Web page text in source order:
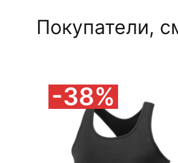
Покупатели,
38%